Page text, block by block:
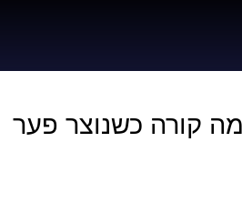
קורה כשנוצר פער